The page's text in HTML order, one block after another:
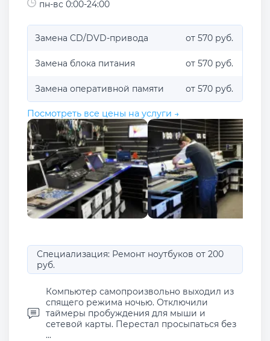
пн-вс 0:00-24:00
Замена CD/DVD-привода от 570 руб.
Замена блока питания от 570 руб.
Замена оперативной памяти от 570 руб.
Посмотреть все цены на услуги →
Специализация: Ремонт ноутбуков от 200
руб.
Компьютер самопроизвольно выходил из
спящего режима ночью. Отключили
таймеры пробуждения для мыши и
сетевой карты. Перестал просыпаться без
...